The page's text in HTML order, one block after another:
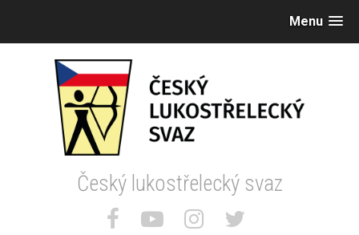
Menu
Český lukostřelecký svaz